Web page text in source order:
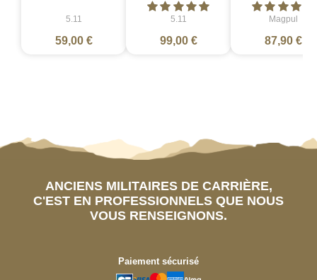
5.11
59,00 €
5.11
99,00 €
Magpul
87,90 €
ANCIENS MILITAIRES DE CARRIÈRE,
C'EST EN PROFESSIONNELS QUE NOUS
VOUS RENSEIGNONS.
Paiement sécurisé